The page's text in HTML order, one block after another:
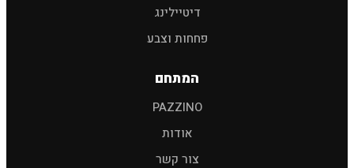
דיטיילינג
פחחות וצבע
המתחם
PAZZINO
אודות
צור קשר